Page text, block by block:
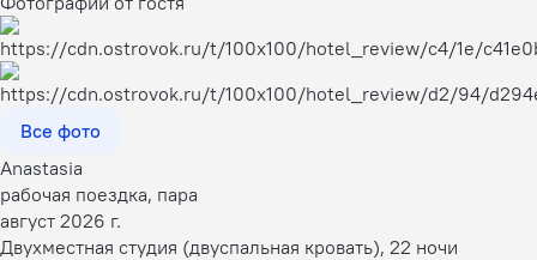
Все фото
Anastasia
рабочая поездка, пара
август 2026 г.
Двухместная студия (двуспальная кровать), 22 ночи